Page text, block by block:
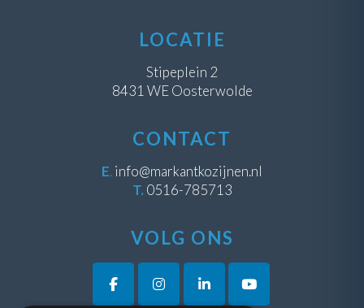
LOCATIE
Stipeplein 2
8431 WE Oosterwolde
CONTACT
E.info@markantkozijnen.nl
T. 0516-785713
VOLG ONS